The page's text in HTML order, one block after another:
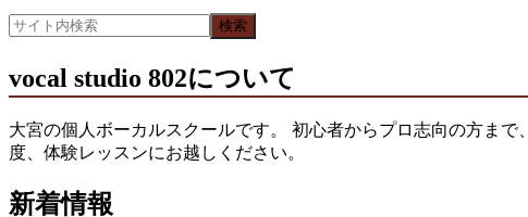
vocal studio 802について
大宮の個人ボーカルスクールです。 初心者からプロ志向の方ま
度、体験レッスンにお越しください。
新着情報